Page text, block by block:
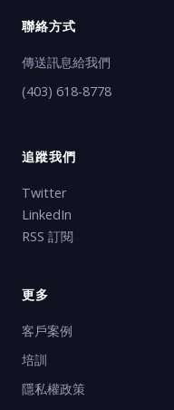
聯絡方式
傳送訊息給我們
(403) 618-8778
追蹤我們
Twitter
LinkedIn
RSS 訂閱
更多
客戶案例
培訓
隱私權政策